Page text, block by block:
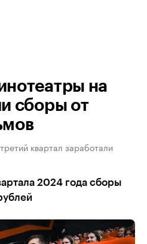
на
сборы от
квартал заработали
2024 года сборы